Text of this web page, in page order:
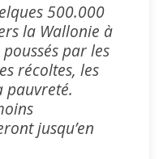
500.000
la Wallonie à
par les
récoltes, les
pauvreté.
jusqu’en